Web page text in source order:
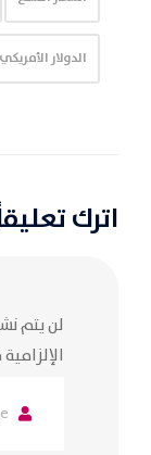
الدولار الأمريكي
اترك
لن يتم